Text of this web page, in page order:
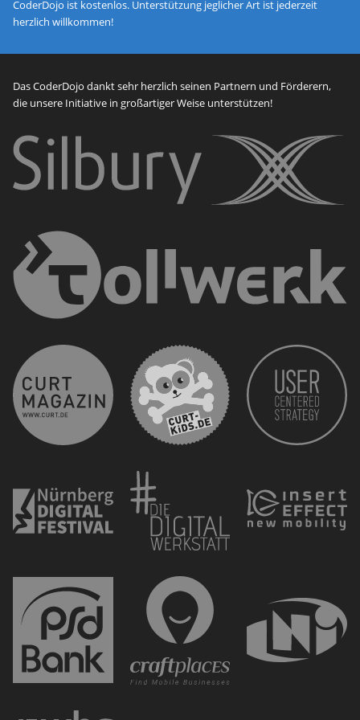
CoderDojo ist kostenlos. Unterstützung jeglicher Art ist jederzeit
herzlich willkommen!
Das CoderDojo dankt sehr herzlich seinen Partnern und Förderern,
die unsere Initiative in großartiger Weise unterstützen!
Nürnberg Digital